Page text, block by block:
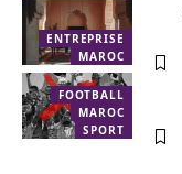
ENTREPRISE
MAROC
FOOTBALL
MAROC
SPORT